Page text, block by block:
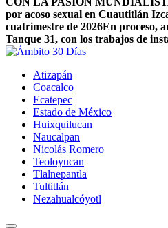
por acoso sexual en Cuautitlán
cuatrimestre de 2026En proceso,
Tanque 31, con los trabajos de
Atizapán
Coacalco
Ecatepec
Estado de México
Huixquilucan
Naucalpan
Nicolás Romero
Teoloyucan
Tlalnepantla
Tultitlán
Nezahualcóyotl